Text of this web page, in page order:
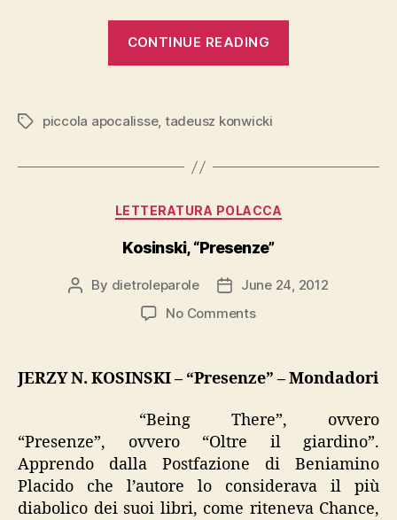
CONTINUE READING
Tagspiccola apocalisse, tadeusz konwicki
Categories
LETTERATURA POLACCA
Kosinski, “Presenze”
Post
By dietroleparole
PostJune 24, 2012
No Commentson
JERZY N. KOSINSKI – “Presenze” – Mondadori
“Being There”, ovvero
“Presenze”, ovvero “Oltre il giardino”.
Apprendo dalla Postfazione di Beniamino
Placido che l’autore lo considerava il più
diabolico dei suoi libri, come riteneva Chance,